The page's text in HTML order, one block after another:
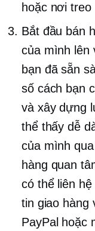
hoặc nơi
Bắt đầu bán
của mình lên
bạn đã sẵn
số cách bạn
và xây dựng
thể thấy dễ
của mình
hàng quan
có thể liên
tin giao hàng
PayPal hoặc